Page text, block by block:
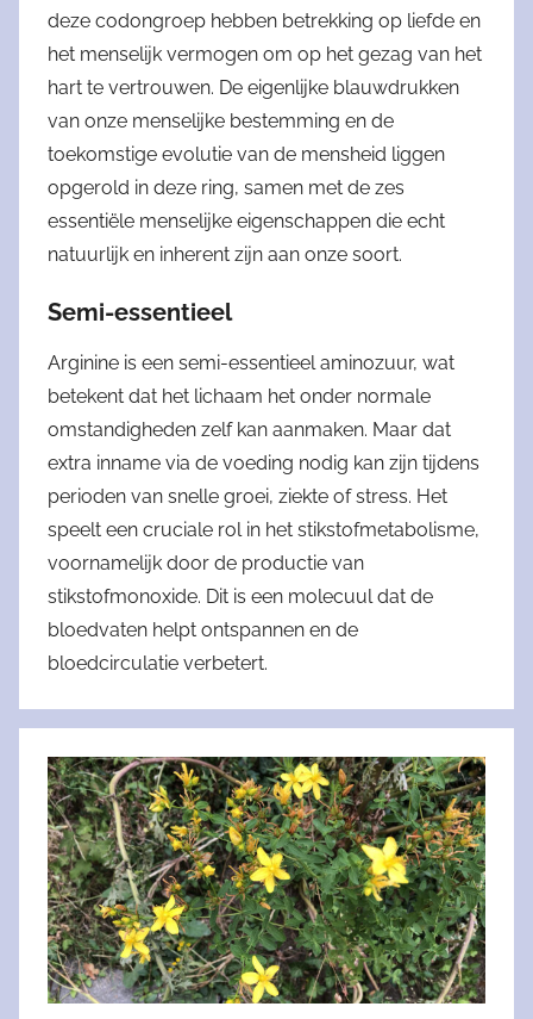
deze codongroep hebben betrekking op liefde en
het menselijk vermogen om op het gezag van het
hart te vertrouwen. De eigenlijke blauwdrukken
van onze menselijke bestemming en de
toekomstige evolutie van de mensheid liggen
opgerold in deze ring, samen met de zes
essentiële menselijke eigenschappen die echt
natuurlijk en inherent zijn aan onze soort.
Semi-essentieel
Arginine is een semi-essentieel aminozuur, wat
betekent dat het lichaam het onder normale
omstandigheden zelf kan aanmaken. Maar dat
extra inname via de voeding nodig kan zijn tijdens
perioden van snelle groei, ziekte of stress. Het
speelt een cruciale rol in het stikstofmetabolisme,
voornamelijk door de productie van
stikstofmonoxide. Dit is een molecuul dat de
bloedvaten helpt ontspannen en de
bloedcirculatie verbetert.